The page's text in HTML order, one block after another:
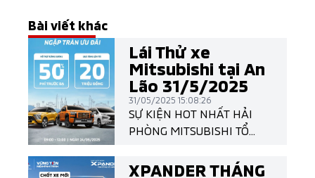
Bài viết khác
Lái Thử xe
Mitsubishi tại An
Lão 31/5/2025
31/05/2025 15:08:26
SỰ KIỆN HOT NHẤT HẢI
PHÒNG MITSUBISHI TỔ
THỬ MẪU XE CÁC DÒNG XE
XPANDER THÁNG